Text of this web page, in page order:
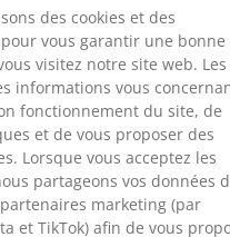
des cookies et des
vous garantir une bonne
visitez notre site web. Les
informations vous
fonctionnement du site, de
et de vous proposer des
Lorsque vous acceptez les
partageons vos données
marketing (par
et TikTok) afin de vous